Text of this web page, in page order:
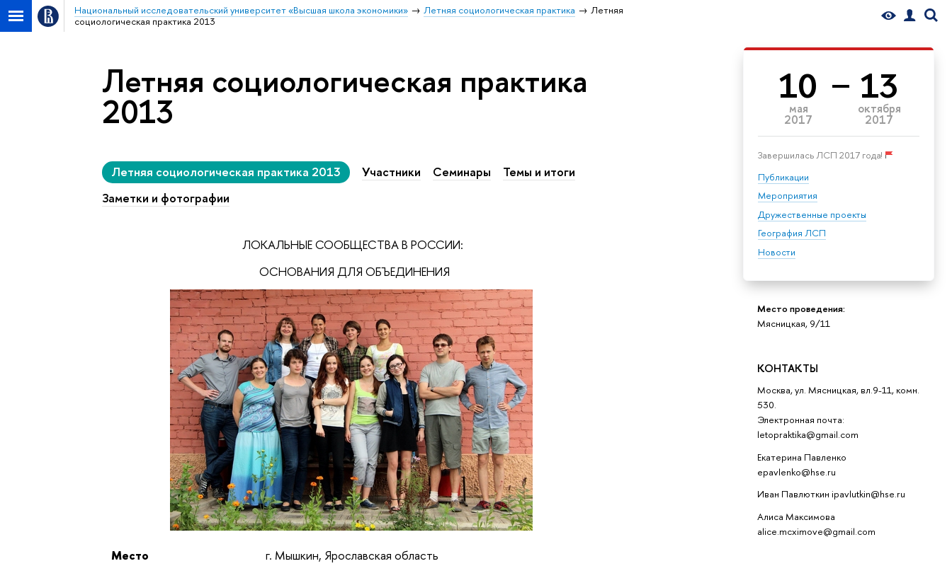
Национальный исследовательский университет «Высшая школа экономики» Летняя социологическая практика
Летняя
социологическая практика 2013
10
мая
2017
13
октября
2017
Завершилась ЛСП 2017 года!
Публикации
Мероприятия
Дружественные проекты
География ЛСП
Новости
Место проведения:
Мясницкая, 9/11
КОНТАКТЫ
Москва, ул. Мясницкая, вл.9-11, комн.
530.
Электронная почта:
letopraktika@gmail.com
Екатерина Павленко
epavlenko@hse.ru
Иван Павлюткин ipavlutkin@hse.ru
Алиса Максимова
alice.mcximove@gmail.com
Летняя социологическая практика
2013
Летняя социологическая практика 2013 Участники Семинары
Темы и итоги
Заметки и фотографии
ЛОКАЛЬНЫЕ СООБЩЕСТВА В РОССИИ:
ОСНОВАНИЯ ДЛЯ ОБЪЕДИНЕНИЯ
Место
г. Мышкин, Ярославская область